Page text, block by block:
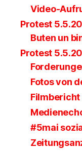
Video-
Protest
Buten un
Protest
Fotos von
Filmbericht
#5mai